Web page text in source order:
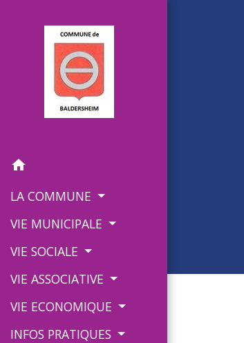
home
LA COMMUNE
VIE MUNICIPALE
VIE SOCIALE
VIE ASSOCIATIVE
VIE ECONOMIQUE
INFOS PRATIQUES